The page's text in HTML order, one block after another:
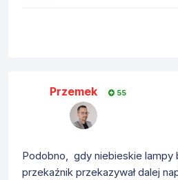
Przemek 55
Podobno, gdy niebieskie lampy
przekaźnik przekazywał dalej